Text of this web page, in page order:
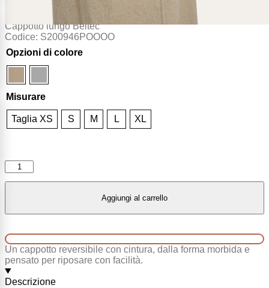
Cappotto Nuvra
Cappotto lungo Beltec
Codice: S200946POOOO
Opzioni di colore
Misurare
Taglia XS S M L XL
Aggiungi al carrello
Un cappotto reversibile con cintura, dalla forma morbida e
pensato per riposare con facilità.
Descrizione